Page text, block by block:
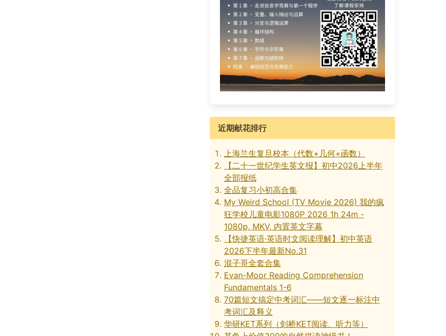
近期献花排行
上海兰生复旦校本（代数+几何+函数）
【二十一世纪学生英文报】初中2026上半年
全部报纸
全品复习小初高合集
My Weird School (TV Movie 2026) 我的疯
狂学校儿童电影1080P 2026 1h 24m -
1080p, MKV, 内置英文字幕
【快捷英语·英语时文阅读理解】初中英语
2026下半年最新No.31
混子哥全套合集
Evan-Moor Reading Comprehension
Fundamentals 1-6
70篇短文搞定中考词汇——短文逐一标注中
考词汇及释义
华研KET系列（剑桥KET阅读、听力等）